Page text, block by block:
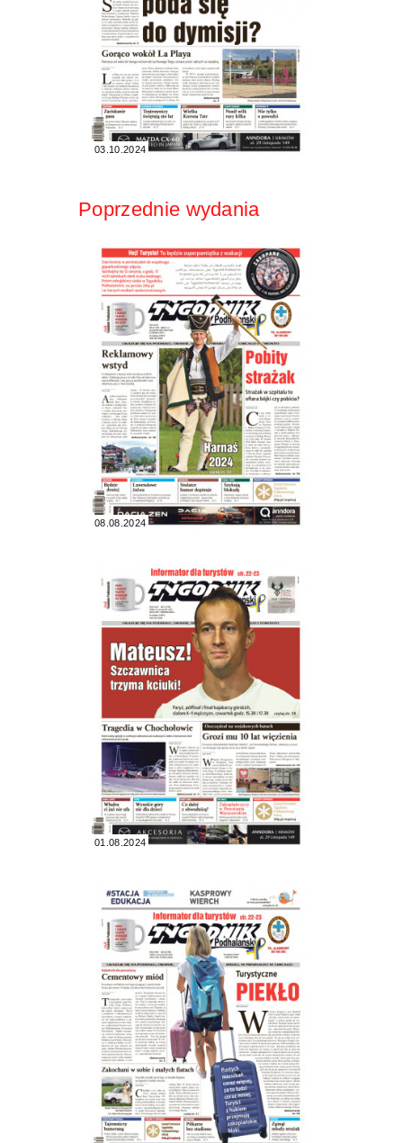
03.10.2024
Poprzednie wydania
08.08.2024
01.08.2024